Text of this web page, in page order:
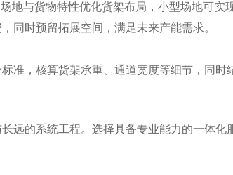
地与货物特性优化货架布局，小型场地可实
同时预留拓展空间，满足未来产能需求。
准，核算货架承重、通道宽度等细节，同时
远的系统工程。选择具备专业能力的一体